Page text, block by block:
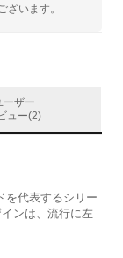
ざいます。
ーザー
ュー(2)
を代表するシリー
ンは、流行に左